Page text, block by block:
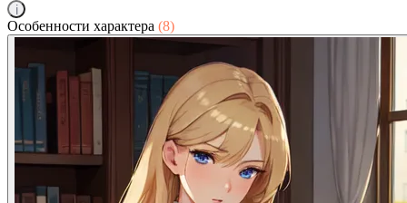
i
Особенности характера (8)